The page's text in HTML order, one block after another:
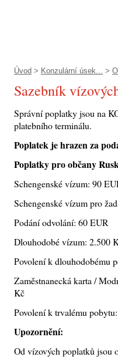
Úvod > Konzulární úsek... >
Sazebník
Správní poplatky jsou na
platebního terminálu.
Poplatek je hrazen za
Poplatky pro občany
Schengenské vízum: 90
Schengenské vízum pro
Podání odvolání: 60 EUR
Dlouhodobé vízum: 2.500
Povolení k dlouhodobému
Zaměstnanecká karta /
Kč
Povolení k trvalému
Upozornění:
Od vízových poplatků jsou